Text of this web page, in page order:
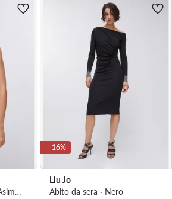
Abito da sera · Beige · Asimmetrica
-16%
Liu Jo
Abito da sera · Nero